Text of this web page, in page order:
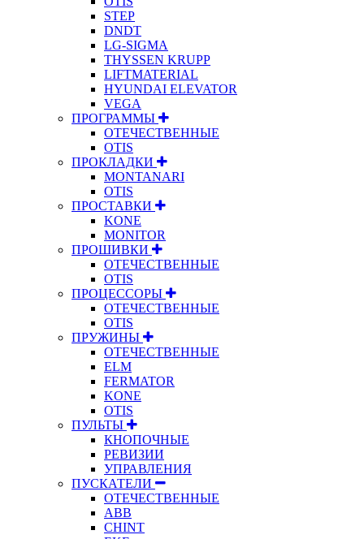
STEP
DNDT
LG-SIGMA
THYSSEN KRUPP
LIFTMATERIAL
HYUNDAI ELEVATOR
VEGA
ПРОГРАММЫ
ОТЕЧЕСТВЕННЫЕ
OTIS
ПРОКЛАДКИ
MONTANARI
OTIS
ПРОСТАВКИ
KONE
MONITOR
ПРОШИВКИ
ОТЕЧЕСТВЕННЫЕ
OTIS
ПРОЦЕССОРЫ
ОТЕЧЕСТВЕННЫЕ
OTIS
ПРУЖИНЫ
ОТЕЧЕСТВЕННЫЕ
ELM
FERMATOR
KONE
OTIS
ПУЛЬТЫ
КНОПОЧНЫЕ
РЕВИЗИИ
УПРАВЛЕНИЯ
ПУСКАТЕЛИ
ОТЕЧЕСТВЕННЫЕ
ABB
CHINT